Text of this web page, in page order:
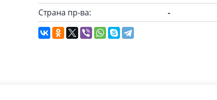
Страна пр-ва:
-